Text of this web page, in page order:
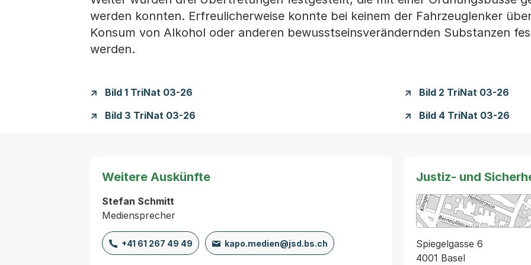
werden konnten. Erfreulicherweise konnte bei keinem der Fahrzeuglenker
Konsum von Alkohol oder anderen bewusstseinsverändernden Substanzen
werden.
Bild 1 TriNat 03-26
Bild 2 TriNat 03-26
Bild 3 TriNat 03-26
Bild 4 TriNat 03-26
Weitere Auskünfte
Stefan Schmitt
Mediensprecher
+41 61 267 49 49 kapo.medien@jsd.bs.ch
Justiz- und
Spiegelgasse 6
4001 Basel